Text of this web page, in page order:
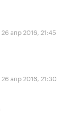
26 апр 2016, 21:45
26 апр 2016, 21:30